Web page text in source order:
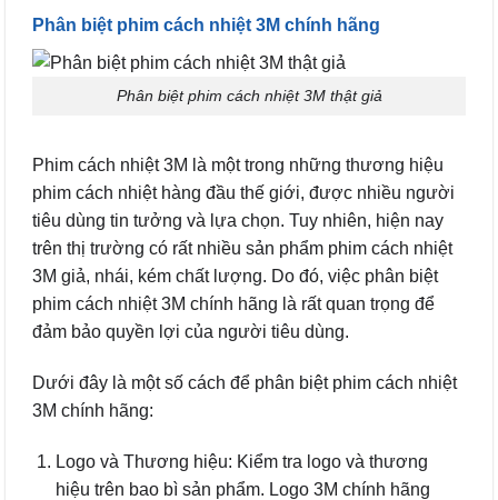
Phân biệt phim cách nhiệt 3M chính hãng
Phân biệt phim cách nhiệt 3M thật giả
Phim cách nhiệt 3M là một trong những thương hiệu
phim cách nhiệt hàng đầu thế giới, được nhiều người
tiêu dùng tin tưởng và lựa chọn. Tuy nhiên, hiện nay
trên thị trường có rất nhiều sản phẩm phim cách nhiệt
3M giả, nhái, kém chất lượng. Do đó, việc phân biệt
phim cách nhiệt 3M chính hãng là rất quan trọng để
đảm bảo quyền lợi của người tiêu dùng.
Dưới đây là một số cách để phân biệt phim cách nhiệt
3M chính hãng:
Logo và Thương hiệu: Kiểm tra logo và thương
hiệu trên bao bì sản phẩm. Logo 3M chính hãng